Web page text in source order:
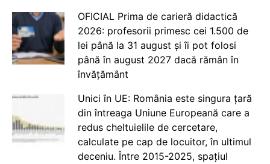
OFICIAL Prima de carieră didactică
2026: profesorii primesc cei 1.500 de
lei până la 31 august și îi pot folosi
până în august 2027 dacă rămân în
învățământ
Unici în UE: România este singura țară
din întreaga Uniune Europeană care a
redus cheltuielile de cercetare,
calculate pe cap de locuitor, în ultimul
deceniu. Între 2015-2025, spațiul